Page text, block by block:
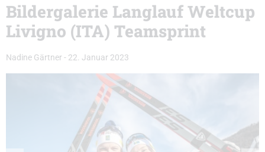
Bildergalerie Langlauf Weltcup
Livigno (ITA) Teamsprint
Nadine Gärtner - 22. Januar 2023